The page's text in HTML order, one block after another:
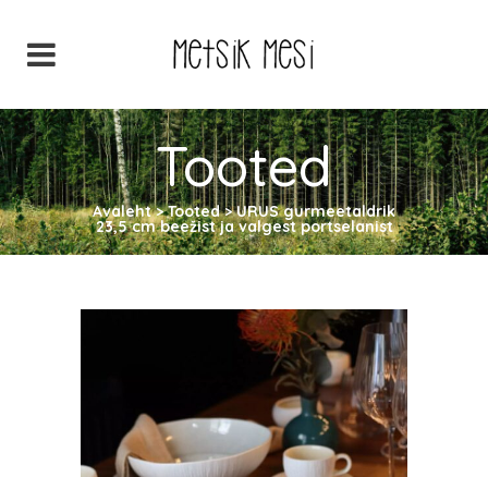
Tooted
Avaleht>Tooted>URUS gurmeetaldrik
23,5 cm beežist ja valgest portselanist